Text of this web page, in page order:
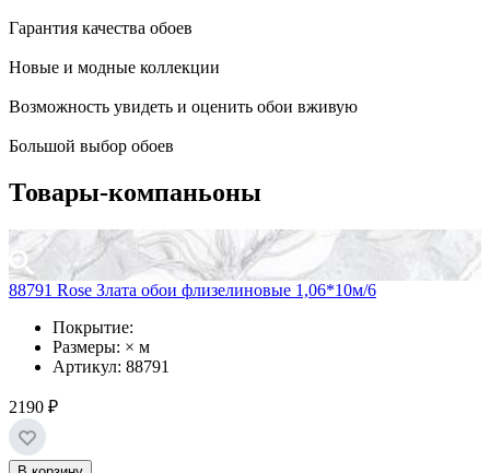
Гарантия качества обоев
Новые и модные коллекции
Возможность увидеть и оценить обои вживую
Большой выбор обоев
Товары-компаньоны
88791 Rose Злата обои флизелиновые 1,06*10м/6
Покрытие:
Размеры: × м
Артикул: 88791
2190 ₽